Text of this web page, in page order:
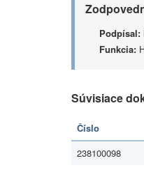
Podpísal:
Funkcia:
Súvisiace
Číslo
238100098